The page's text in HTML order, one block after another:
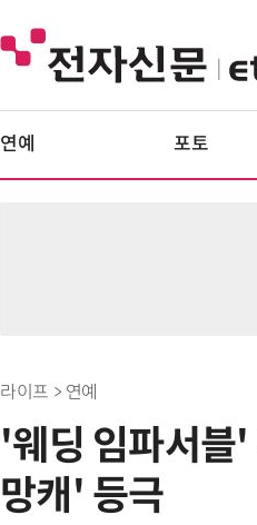
연예 포토
라이프 > 연예
'웨딩 임파서블
망캐' 등극